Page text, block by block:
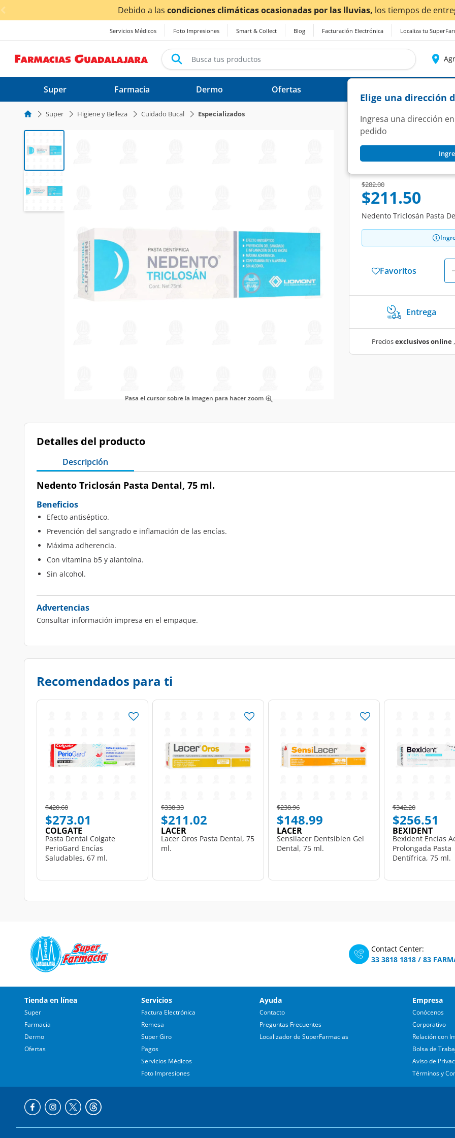
< div class="carousel-inner">
las lluvias, los tiempos de entrega podrían verse afectados.
Servicios Médicos Foto Impresiones Smart & Collect Blog Facturación Electrónica Localiza tu
Elige una dirección
Ingresa una dirección
pedido
Super Farmacia Dermo Ofertas
Super Higiene y Belleza Cuidado Bucal Especializados
Pasa el cursor sobre la imagen para hacer zoom
NEDENTO
Nedento
Price reduced from
$282.00to
$211.50
Nedento Triclosán Pasta
Favoritos
Entrega
Preciosexclusivos online,
Detalles del producto
Descripción
Nedento Triclosán Pasta Dental, 75 ml.
Beneficios
Efecto antiséptico.
Prevención del sangrado e inflamación de las encías.
Máxima adherencia.
Con vitamina b5 y alantoína.
Sin alcohol.
Advertencias
Consultar información impresa en el empaque.
Recomendados para ti
Price reduced from
$420.60to
$273.01
COLGATE
Pasta Dental Colgate
PerioGard Encías
Saludables, 67 ml.
Price reduced from
$338.33to
$211.02
LACER
Lacer Oros Pasta Dental, 75
ml.
Price reduced from
$238.96to
$148.99
LACER
Sensilacer Dentsiblen Gel
Dental, 75 ml.
Price reduced from
$342.20to
$256.51
BEXIDENT
Bexident Encías
Prolongada Pasta
Dentífrica, 75 ml.
Contact Center:
33 3818 1818 / 83
Tienda en línea
Super
Farmacia
Dermo
Ofertas
Servicios
Factura Electrónica
Remesa
Super Giro
Pagos
Servicios Médicos
Foto Impresiones
Ayuda
Contacto
Preguntas Frecuentes
Localizador de SuperFarmacias
Empresa
Conócenos
Corporativo
Relación con
Bolsa de
Aviso de
Términos y